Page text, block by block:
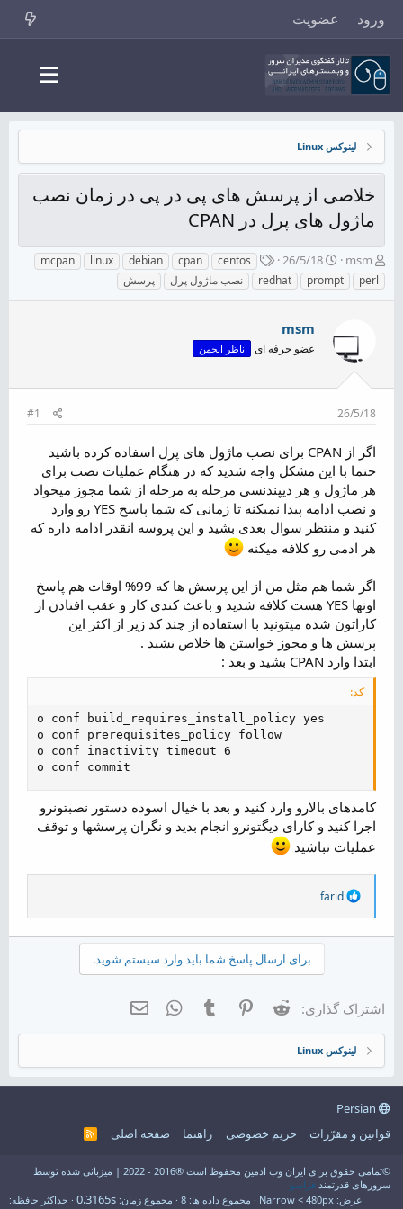
ورود عضویت
لینوکس Linux
خلاصی از پرسش های پی در پی در زمان نصب
ماژول های پرل در CPAN
ش
ر
و
ه
و
و
ع
msm
ت
ا
ر
ع
26/5/18
ب
ر
چ
ا
centos
cpan
debian
linux
mcpan
perl
prompt
redhat نصب ماژول پرل پرسش
msm
عضو حرفه ای ناظر انجمن
26/5/18
#1
اگر از CPAN برای نصب ماژول های پرل اسفاده کرده باشید
حتما با این مشکل واجه شدید که در هنگام عملیات نصب برای
هر ماژول و هر دیپندنسی مرحله به مرحله از شما مجوز میخواد
و نصب ادامه پیدا نمیکنه تا زمانی که شما پاسخ YES رو وارد
کنید و منتظر سوال بعدی بشید و این پروسه انقدر ادامه داره که
هر ادمی رو کلافه میکنه
اگر شما هم مثل من از این پرسش ها که 99% اوقات هم پاسخ
اونها YES هست کلافه شدید و باعث کندی کار و عقب افتادن از
کاراتون شده میتونید با استفاده از چند کد زیر از اکثر این
پرسش ها و مجوز خواستن ها خلاص بشید .
ابتدا وارد CPAN بشید و بعد :
کد:
o conf build_requires_install_policy yes
o conf prerequisites_policy follow
o conf inactivity_timeout 6
o conf commit
کامدهای بالارو وارد کنید و بعد با خیال اسوده دستور نصبتونرو
اجرا کنید و کارای دیگتونرو انجام بدید و نگران پرسشها و توقف
عملیات نباشید
R
a
c
s
farid
برای ارسال پاسخ شما باید وارد سیستم شوید.
اشتراک گذاری: Reddit
Pinterest
Tumblr
WhatsApp
لینوکس Linux
قوانین و مقرّرات
حریم خصوصی راهنما صفحه اصلی
R
©تمامی حقوق برای ایران وب ادمین محفوظ است ®2016 - 2022 | میزبانی شده توسط
سرورهای قدرتمند فراسو
عرض
مجموع داده ها 8 مجموع زمان 0.3165s
حداکثر حافظه